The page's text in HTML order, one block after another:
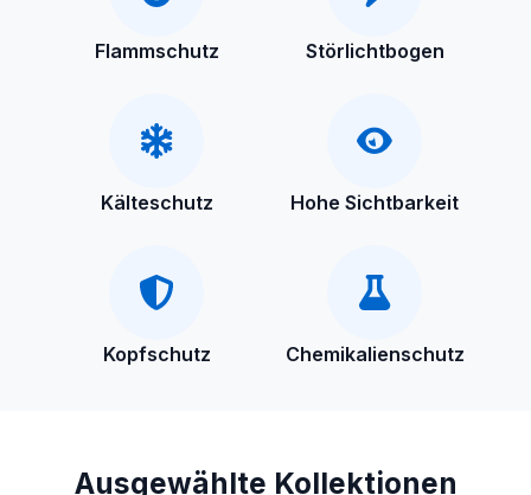
Flammschutz Störlichtbogen
Kälteschutz Hohe Sichtbarkeit
Kopfschutz Chemikalienschutz
Ausgewählte Kollektionen